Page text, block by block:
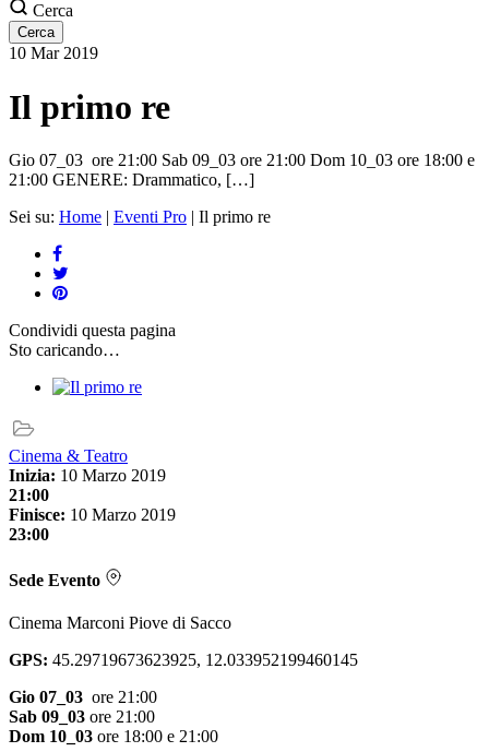
Cerca
10 Mar 2019
Il primo re
Gio 07_03 ore 21:00 Sab 09_03 ore 21:00 Dom 10_03 ore 18:00 e
21:00 GENERE: Drammatico, […]
Sei su: Home | Eventi Pro | Il primo re
Condividi questa pagina
Sto caricando…
Cinema & Teatro
Inizia: 10 Marzo 2019
21:00
Finisce: 10 Marzo 2019
23:00
Sede Evento
Cinema Marconi Piove di Sacco
GPS: 45.29719673623925, 12.033952199460145
Gio 07_03 ore 21:00
Sab 09_03 ore 21:00
Dom 10_03 ore 18:00 e 21:00